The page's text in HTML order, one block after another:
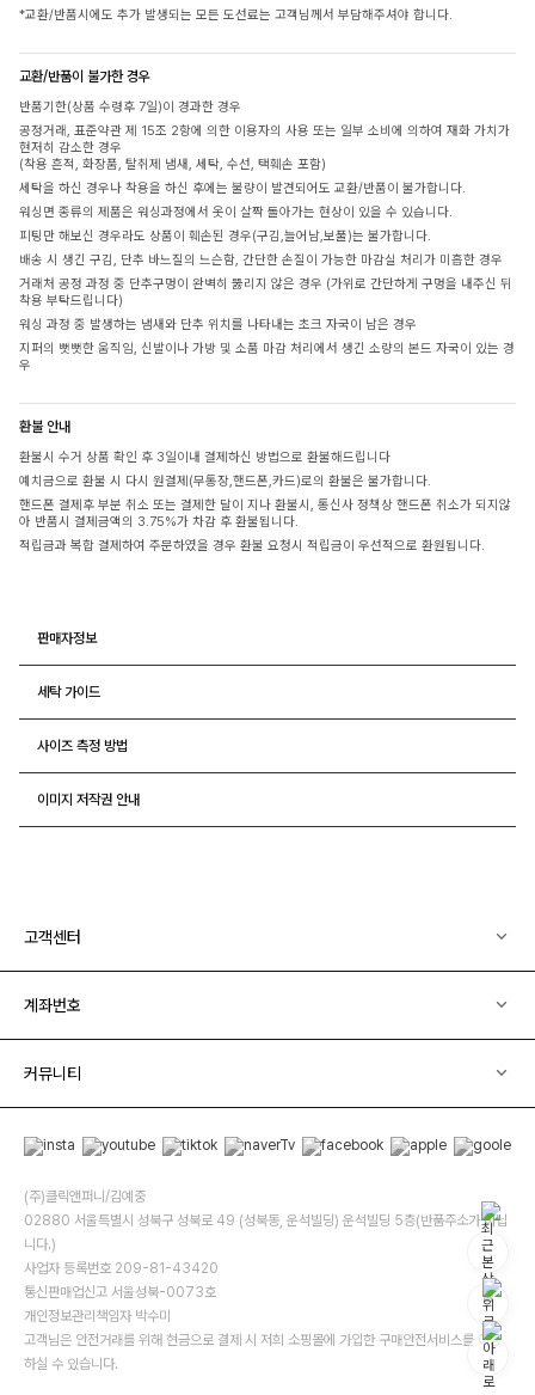
*교환/반품시에도 추가 발생되는 모든 도선료는 고객님께서 부담해주셔야 합니다.
교환/반품이 불가한 경우
반품기한(상품 수령후 7일)이 경과한 경우
공정거래, 표준약관 제 15조 2항에 의한 이용자의 사용 또는 일부 소비에 의하여 재화 가치가
현저히 감소한 경우
(착용 흔적, 화장품, 탈취제 냄새, 세탁, 수선, 택훼손 포함)
세탁을 하신 경우나 착용을 하신 후에는 불량이 발견되어도 교환/반품이 불가합니다.
워싱면 종류의 제품은 워싱과정에서 옷이 살짝 돌아가는 현상이 있을 수 있습니다.
피팅만 해보신 경우라도 상품이 훼손된 경우(구김,늘어남,보풀)는 불가합니다.
배송 시 생긴 구김, 단추 바느질의 느슨함, 간단한 손질이 가능한 마감실 처리가 미흡한 경우
거래처 공정 과정 중 단추구멍이 완벽히 뚫리지 않은 경우 (가위로 간단하게 구멍을 내주신 뒤
착용 부탁드립니다)
워싱 과정 중 발생하는 냄새와 단추 위치를 나타내는 초크 자국이 남은 경우
지퍼의 뻣뻣한 움직임, 신발이나 가방 및 소품 마감 처리에서 생긴 소량의 본드 자국이 있는 경
우
환불 안내
환불시 수거 상품 확인 후 3일이내 결제하신 방법으로 환불해드립니다
예치금으로 환불 시 다시 원결제(무통장,핸드폰,카드)로의 환불은 불가합니다.
핸드폰 결제후 부분 취소 또는 결제한 달이 지나 환불시, 통신사 정책상 핸드폰 취소가 되지않
아 반품시 결제금액의 3.75%가 차감 후 환불됩니다.
적립금과 복합 결제하여 주문하였을 경우 환불 요청시 적립금이 우선적으로 환원됩니다.
판매자정보
세탁 가이드
사이즈 측정 방법
이미지 저작권 안내
고객센터
계좌번호
커뮤니티
(주)클릭앤퍼니/김예중
02880 서울특별시 성북구 성북로 49 (성북동, 운석빌딩) 운석빌딩 5층(반품주소가 아닙
니다.)
사업자 등록번호 209-81-43420
통신판매업신고 서울성북-0073호
개인정보관리책임자 박수미
고객님은 안전거래를 위해 현금으로 결제 시 저희 소핑몰에 가입한 구매안전서비스를 이용
하실 수 있습니다.